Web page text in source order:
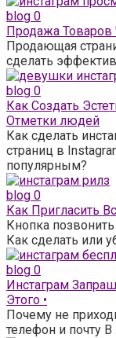
blog 0
Продажа Товаров
Продающая
сделать
blog 0
Как Создать
Отметки людей
Как сделать
страниц в
популярным?
blog 0
Как Пригласить
Кнопка
Как сделать или
blog 0
Инстаграм
Этого •
Почему не
телефон и почту